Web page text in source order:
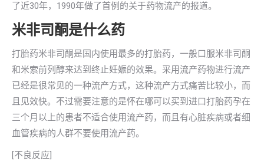
了近30年，1990年做了首例的关于药物流产的报道。
米非司酮是什么药
打胎药米非司酮是国内使用最多的打胎药，一般口服米非司酮
和米索前列醇来达到终止妊娠的效果。采用流产药物进行流产
已经是很常见的一种流产方式，这种流产方式痛苦比较小，而
且见效快。不过需要注意的是怀在哪可以买到进口打胎药孕在
三个月以上的患者不适合使用流产药，而且有心脏疾病或者细
血管疾病的人群不要使用流产药。
[不良反应]